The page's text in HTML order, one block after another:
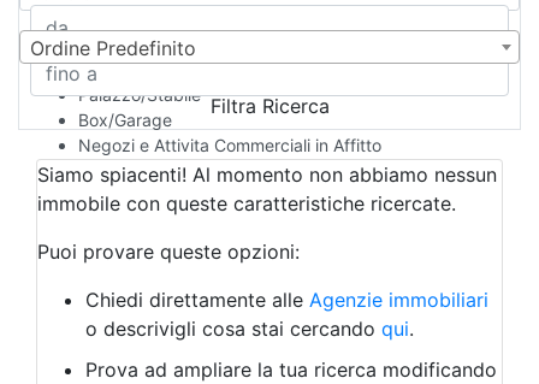
Camera d'Albergo
Multiproprietà
Palazzo/Stabile
Box/Garage
Negozi e Attivita Commerciali in Affitto
Qualsiasi
Attività/Licenza Commerciale
Azienda Agricola
Bar/Ristorante
Albergo
Laboratorio Artigianale
Negozio/locale commerciale
Agriturismo
Ordine Predefinito
Filtra Ricerca
Siamo spiacenti! Al momento non abbiamo nessun
immobile con queste caratteristiche ricercate.
Puoi provare queste opzioni:
Chiedi direttamente alle Agenzie immobiliari
o descrivigli cosa stai cercando qui.
Prova ad ampliare la tua ricerca modificando